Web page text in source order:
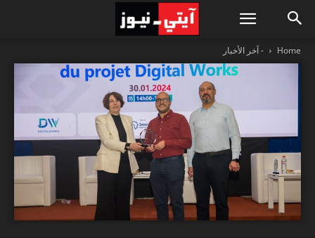
Home - آخر الأخبار